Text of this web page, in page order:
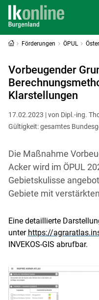
Förderungen ÖPUL
Vorbeugender
Klarstellungen
17.02.2023 | von Dipl.-ing.
Gültigkeit: gesamtes
Die Maßnahme
Acker wird im ÖPUL
Gebietskulisse
Gebiete mit
Eine detaillierte
unter https://
INVEKOS-GIS abrufbar.